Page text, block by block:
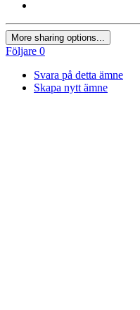
More sharing options...
Följare 0
Svara på detta ämne
Skapa nytt ämne